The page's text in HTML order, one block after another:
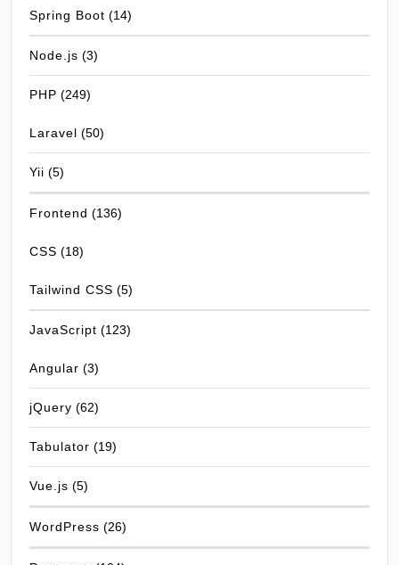
Spring Boot (14)
Node.js (3)
PHP (249)
Laravel (50)
Yii (5)
Frontend (136)
CSS (18)
Tailwind CSS (5)
JavaScript (123)
Angular (3)
jQuery (62)
Tabulator (19)
Vue.js (5)
WordPress (26)